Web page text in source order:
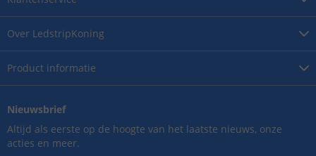
Over LedstripKoning
Product informatie
Nieuwsbrief
Altijd als eerste op de hoogte van het laatste nieuws, onze
acties en meer.